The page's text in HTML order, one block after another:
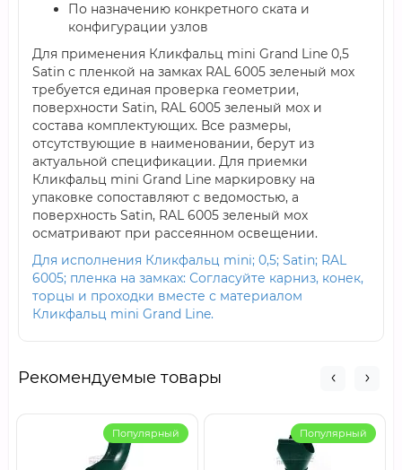
По назначению конкретного ската и
конфигурации узлов
Для применения Кликфальц mini Grand Line 0,5
Satin с пленкой на замках RAL 6005 зеленый мох
требуется единая проверка геометрии,
поверхности Satin, RAL 6005 зеленый мох и
состава комплектующих. Все размеры,
отсутствующие в наименовании, берут из
актуальной спецификации. Для приемки
Кликфальц mini Grand Line маркировку на
упаковке сопоставляют с ведомостью, а
поверхность Satin, RAL 6005 зеленый мох
осматривают при рассеянном освещении.
Для исполнения Кликфальц mini; 0,5; Satin; RAL
6005; пленка на замках: Согласуйте карниз, конек,
торцы и проходки вместе с материалом
Кликфальц mini Grand Line.
Рекомендуемые товары
Популярный Популярный